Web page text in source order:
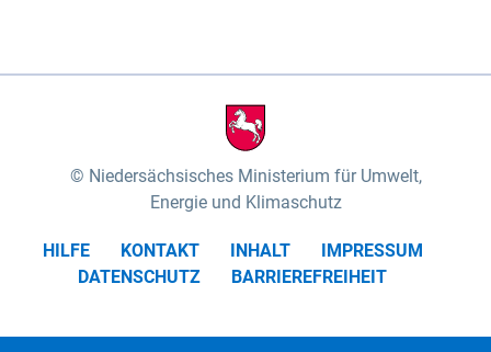
Niedersächsisches Ministerium für Umwelt,
Energie und Klimaschutz
HILFE KONTAKT INHALT
IMPRESSUM
DATENSCHUTZ
BARRIEREFREIHEIT